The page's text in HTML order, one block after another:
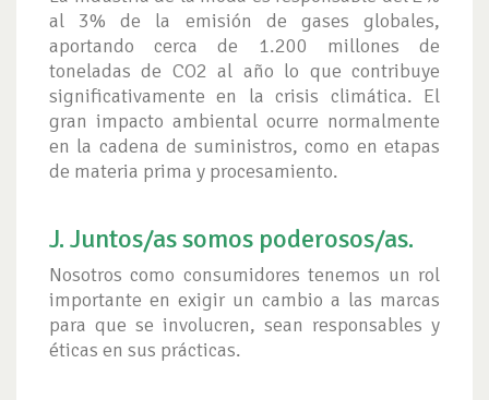
al 3% de la emisión de gases globales,
aportando cerca de 1.200 millones de
toneladas de CO2 al año lo que contribuye
significativamente en la crisis climática. El
gran impacto ambiental ocurre normalmente
en la cadena de suministros, como en etapas
de materia prima y procesamiento.
J. Juntos/as somos poderosos/as.
Nosotros como consumidores tenemos un rol
importante en exigir un cambio a las marcas
para que se involucren, sean responsables y
éticas en sus prácticas.